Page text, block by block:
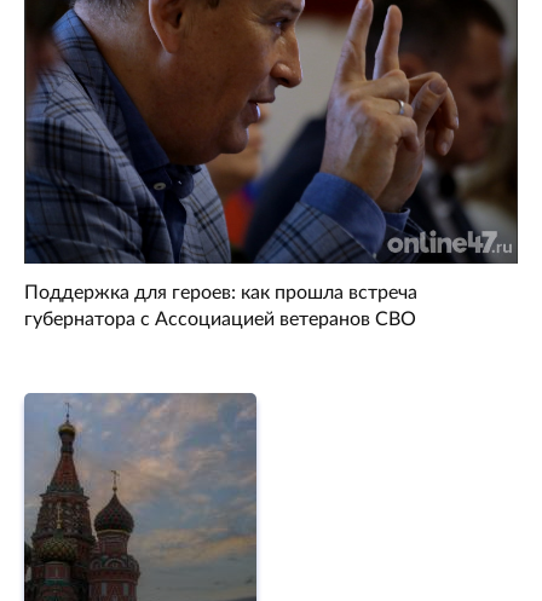
Поддержка для героев: как прошла встреча
губернатора с Ассоциацией ветеранов СВО